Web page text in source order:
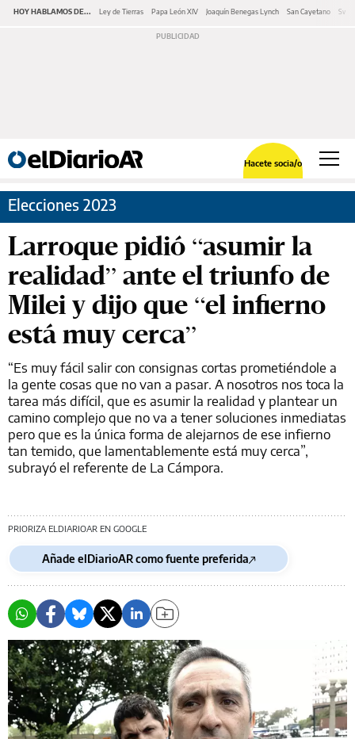
HOY HABLAMOS DE... Ley de Tierras Papa León XIV Joaquín Benegas Lynch San Cayetano
Hacete socia/o
Elecciones 2023
Larroque pidió “asumir la
realidad” ante el triunfo de
Milei y dijo que “el infierno
está muy cerca”
“Es muy fácil salir con consignas cortas prometiéndole a
la gente cosas que no van a pasar. A nosotros nos toca la
tarea más difícil, que es asumir la realidad y plantear un
camino complejo que no va a tener soluciones inmediatas
pero que es la única forma de alejarnos de ese infierno
tan temido, que lamentablemente está muy cerca”,
subrayó el referente de La Cámpora.
PRIORIZA ELDIARIOAR EN GOOGLE
Añade elDiarioAR como fuente preferida